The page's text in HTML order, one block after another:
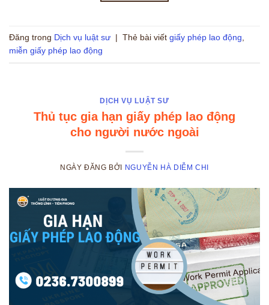
Đăng trong Dịch vụ luật sư | Thẻ bài viết giấy phép lao động
miễn giấy phép lao động
DỊCH VỤ LUẬT SƯ
Thủ tục gia hạn giấy phép lao động
cho người nước ngoài
NGÀY ĐĂNG BỞI NGUYỄN HÀ DIỄM CHI